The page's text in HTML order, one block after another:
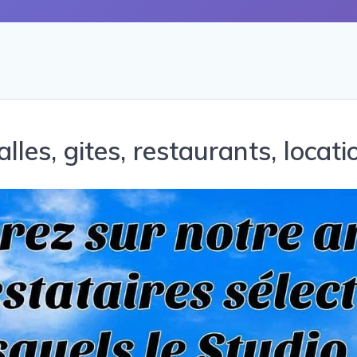
gites, restaurants,